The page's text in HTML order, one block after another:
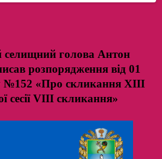
селищний голова Антон
розпорядження від 01
№152 «Про скликання ХІІІ
сесії VIII скликання»